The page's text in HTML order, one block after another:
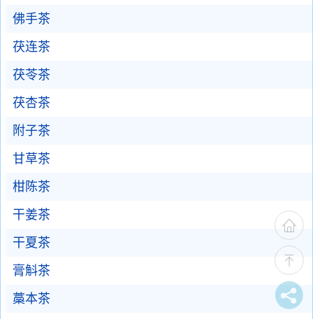
佛手茶
茯连茶
茯苓茶
茯杏茶
附子茶
甘草茶
柑陈茶
干姜茶
干夏茶
膏斛茶
藁本茶